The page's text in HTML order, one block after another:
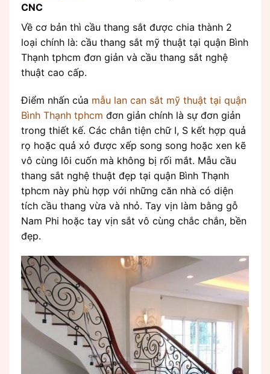
CNC
Về cơ bản thì cầu thang sắt được chia thành 2
loại chính là: cầu thang sắt mỹ thuật tại quận Bình
Thạnh tphcm đơn giản và cầu thang sắt nghệ
thuật cao cấp.
Điểm nhấn của mẫu lan can sắt mỹ thuật tại quận
Bình Thạnh tphcm đơn giản chính là sự đơn giản
trong thiết kế. Các chân tiện chữ I, S kết hợp quả
rọ hoặc quả xỏ được xếp song song hoặc xen kẽ
vô cùng lôi cuốn mà không bị rối mắt. Mẫu cầu
thang sắt nghệ thuật đẹp tại quận Bình Thạnh
tphcm này phù hợp với những căn nhà có diện
tích cầu thang vừa và nhỏ. Tay vịn làm bằng gỗ
Nam Phi hoặc tay vịn sắt vô cùng chắc chắn, bền
đẹp.